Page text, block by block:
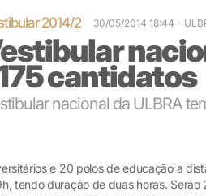
2014/2 30/05/2014 18:44 -
cantidatos
nacional da ULBRA
e 20 polos de educação a
tendo duração de duas horas.